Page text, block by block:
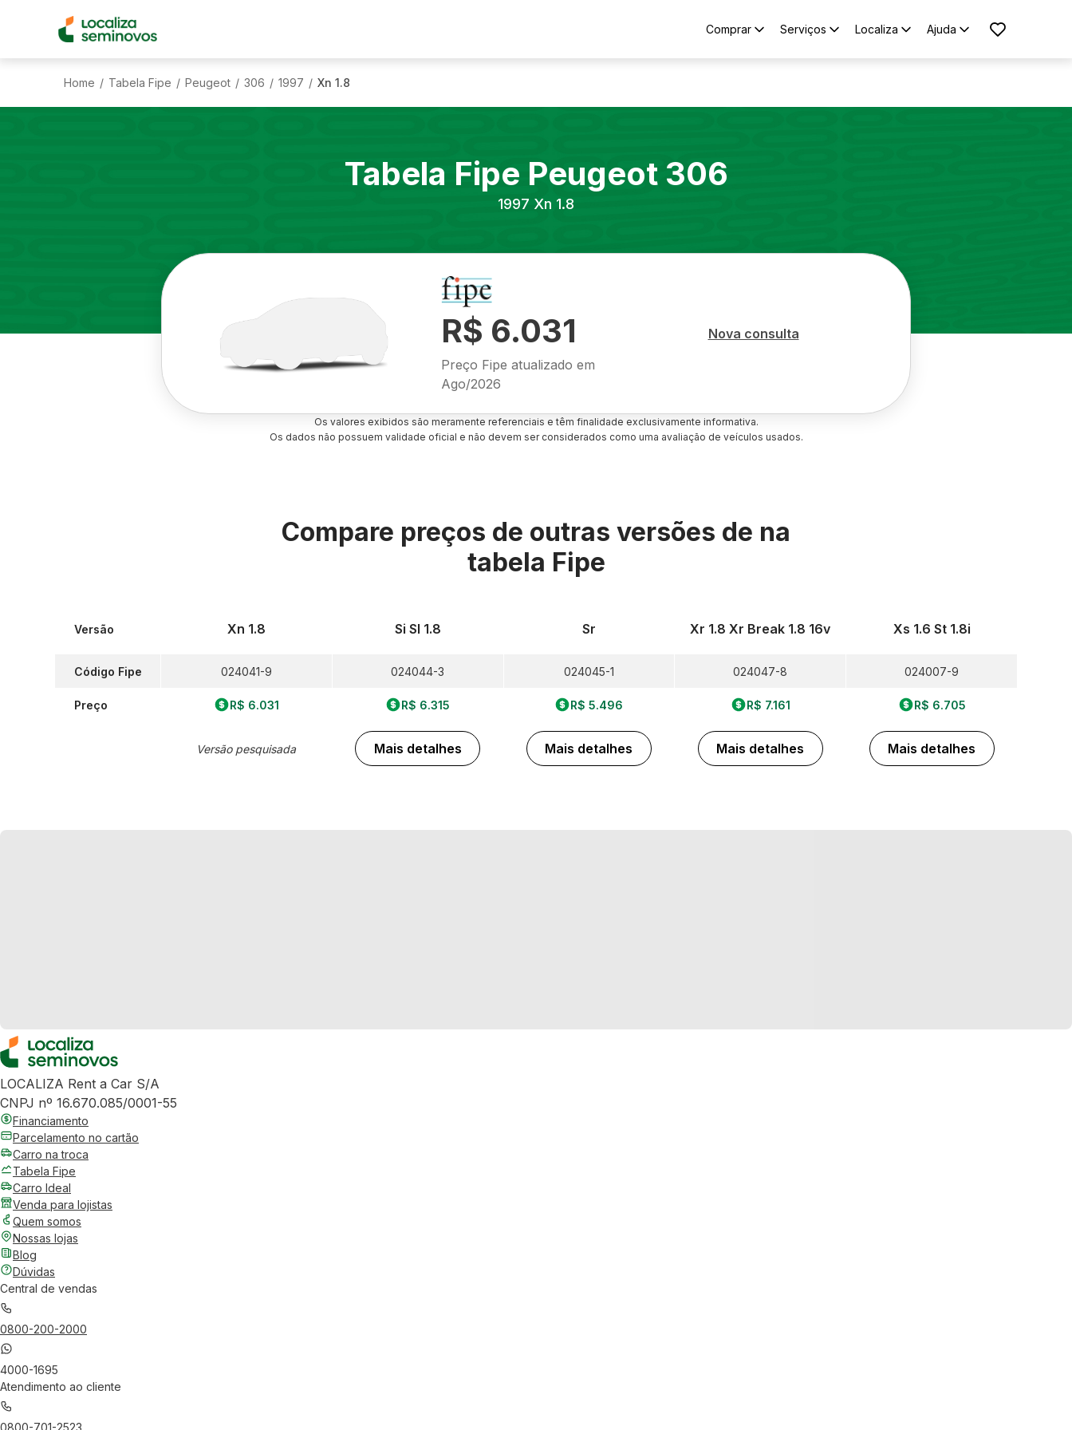
Comprar Serviços Localiza Ajuda
Home / Tabela Fipe / Peugeot / 306 / 1997 / Xn 1.8
Tabela Fipe Peugeot 306
1997 Xn 1.8
R$ 6.031
Preço Fipe atualizado em
Ago/2026
Nova consulta
Os valores exibidos são meramente referenciais e têm finalidade exclusivamente informativa.
Os dados não possuem validade oficial e não devem ser considerados como uma avaliação de veículos usados.
Compare preços de outras versões de na
tabela Fipe
Versão
Código Fipe
Preço
Xn 1.8
024041-9
R$ 6.031
Versão pesquisada
Si Sl 1.8
024044-3
R$ 6.315
Mais detalhes
Sr
024045-1
R$ 5.496
Mais detalhes
Xr 1.8 Xr Break 1.8 16v
024047-8
R$ 7.161
Mais detalhes
Xs 1.6 St 1.8i
024007-9
R$ 6.705
Mais detalhes
LOCALIZA Rent a Car S/A
CNPJ nº 16.670.085/0001-55
Financiamento
Parcelamento no cartão
Carro na troca
Tabela Fipe
Carro Ideal
Venda para lojistas
Quem somos
Nossas lojas
Blog
Dúvidas
Central de vendas
0800-200-2000
4000-1695
Atendimento ao cliente
0800-701-2523